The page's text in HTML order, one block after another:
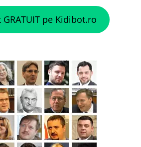
GRATUIT pe Kidibot.ro